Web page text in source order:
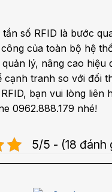
số RFID là bước
của toàn bộ hệ
lý, nâng cao hiệu
cạnh tranh so với đối
bạn vui lòng liên
0962.888.179 nhé!
5/5 - (18 đánh